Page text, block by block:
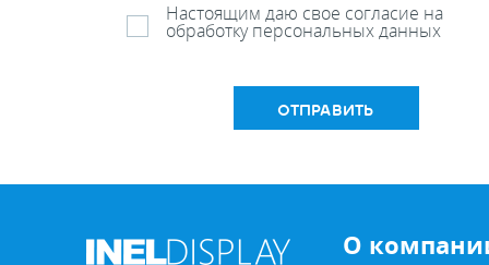
Настоящим даю свое согласие на
обработку персональных данных
ОТПРАВИТЬ
О